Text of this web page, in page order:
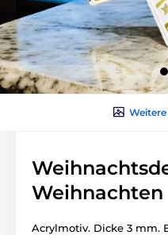
Weihnachten
Acrylmotiv. Dicke 3 mm.